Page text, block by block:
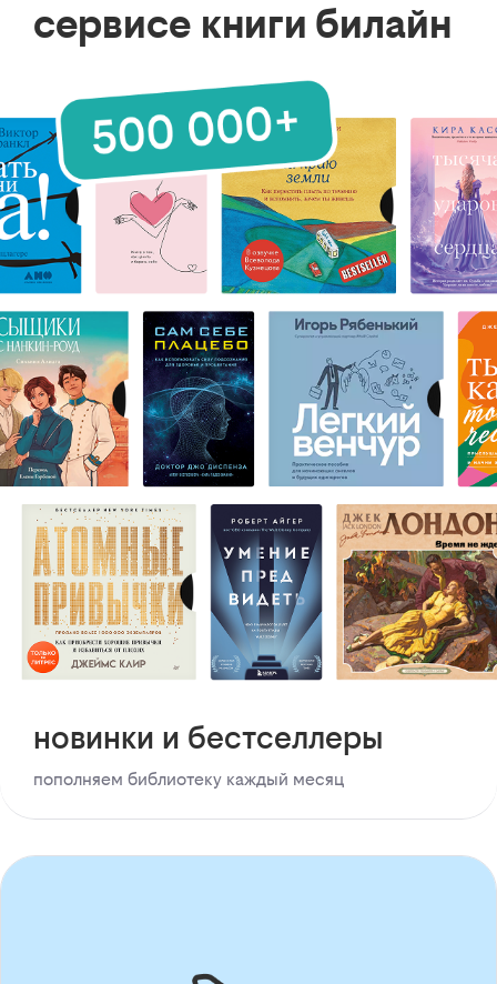
сервисе книги билайн
новинки и бестселлеры
пополняем библиотеку каждый месяц